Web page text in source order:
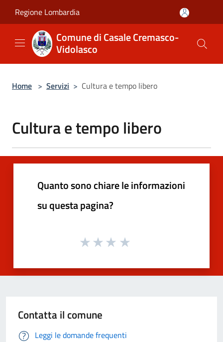
Regione Lombardia
Comune di Casale Cremasco-
Vidolasco
Home > Servizi > Cultura e tempo libero
Cultura e tempo libero
Quanto sono chiare le informazioni
su questa pagina?
Contatta il comune
Leggi le domande frequenti